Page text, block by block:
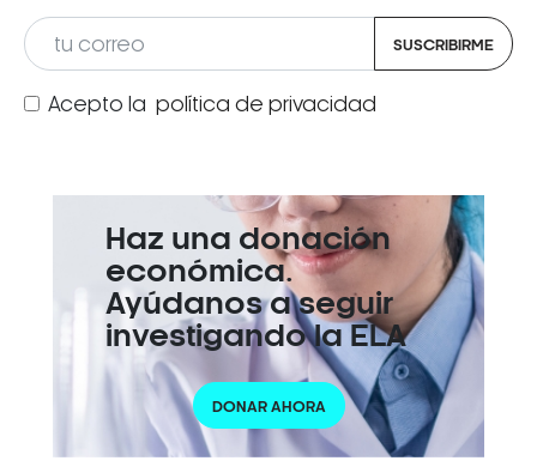
SUSCRIBIRME
Acepto la política de privacidad
Haz una donación
económica.
Ayúdanos a seguir
investigando la ELA
DONAR AHORA